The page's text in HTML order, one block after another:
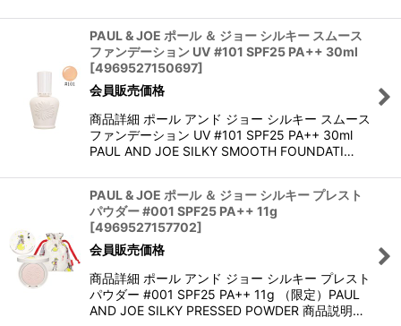
PAUL & JOE ポール ＆ ジョー シルキー スムース
ファンデーション UV #101 SPF25 PA++ 30ml
[4969527150697]
会員販売価格
商品詳細 ポール アンド ジョー シルキー スムース
ファンデーション UV #101 SPF25 PA++ 30ml
PAUL AND JOE SILKY SMOOTH FOUNDATI…
PAUL & JOE ポール ＆ ジョー シルキー プレスト
パウダー #001 SPF25 PA++ 11g
[4969527157702]
会員販売価格
商品詳細 ポール アンド ジョー シルキー プレスト
パウダー #001 SPF25 PA++ 11g （限定）PAUL
AND JOE SILKY PRESSED POWDER 商品説明…